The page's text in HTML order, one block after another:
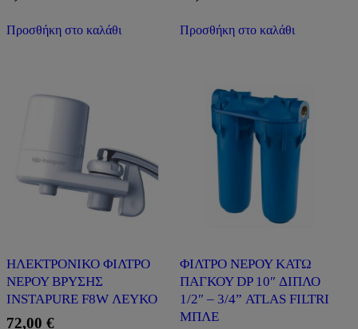
Προσθήκη στο καλάθι Προσθήκη στο καλάθι
ΗΛΕΚΤΡΟΝΙΚΟ ΦΙΛΤΡΟ
ΝΕΡΟΥ ΒΡΥΣΗΣ
INSTAPURE F8W ΛΕΥΚΟ
72,00 €
ΦΙΛΤΡΟ ΝΕΡΟΥ ΚΑΤΩ
ΠΑΓΚΟΥ DP 10″ ΔΙΠΛΟ
1/2″ – 3/4” ATLAS FILTRI
ΜΠΛΕ